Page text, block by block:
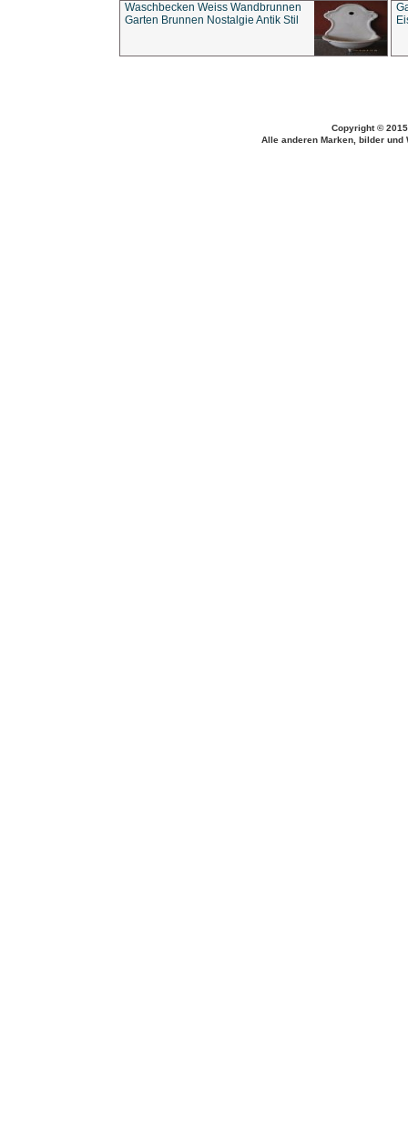
Waschbecken Weiss Wandbrunnen
Garten Brunnen Nostalgie Antik Stil
Copyright ©
Alle anderen Marken, bilder und